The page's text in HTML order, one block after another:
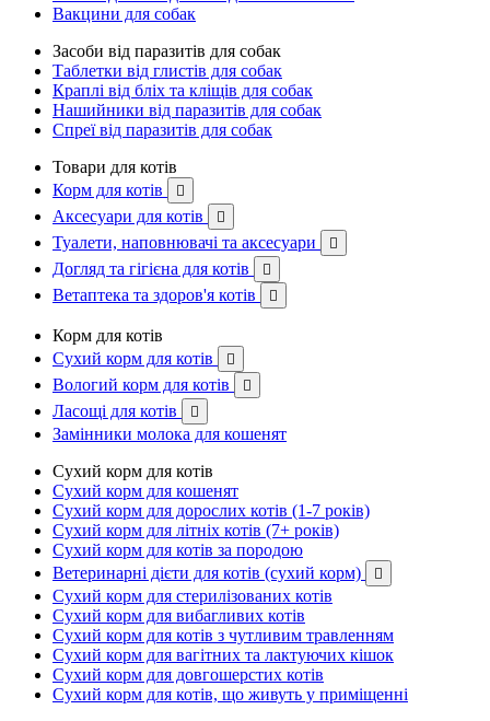
Вакцини для собак
Засоби від паразитів для собак
Таблетки від глистів для собак
Краплі від бліх та кліщів для собак
Нашийники від паразитів для собак
Спреї від паразитів для собак
Товари для котів
Корм для котів

Аксесуари для котів 
Туалети, наповнювачі та аксесуари 
Догляд та гігієна для котів 
Ветаптека та здоров'я котів 
Корм для котів
Сухий корм для котів

Вологий корм для котів 
Ласощі для котів 
Замінники молока для кошенят
Сухий корм для котів
Сухий корм для кошенят
Сухий корм для дорослих котів (1-7 років)
Сухий корм для літніх котів (7+ років)
Сухий корм для котів за породою
Ветеринарні дієти для котів (сухий корм)

Сухий корм для стерилізованих котів
Сухий корм для вибагливих котів
Сухий корм для котів з чутливим травленням
Сухий корм для вагітних та лактуючих кішок
Сухий корм для довгошерстих котів
Сухий корм для котів, що живуть у приміщенні